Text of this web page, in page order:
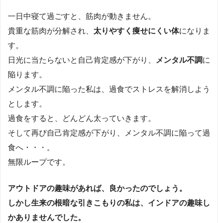
一日中寝て過ごすと、筋肉が動きません。
貴重な筋肉が分解され、 太りやすく痩せにくい体になりま
す。
日光に当たらないと自己肯定感が下がり、
メンタル不調に
陥ります。
メンタル不調に陥った私は、過食でストレスを解消しよう
とします。
過食をすると、どんどん太っていきます。
そして再び自己肯定感が下がり、メンタル不調に陥って過
食へ・・・。
無限ループです。
アウトドアの趣味があれば、良かったのでしょう。
しかし生来の根暗な引きこもりの私は、インドアの趣味し
かありませんでした。